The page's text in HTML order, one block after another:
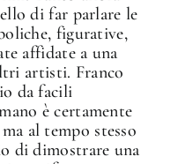
di far parlare le
figurative,
affidate a una
artisti. Franco
da facili
è certamente
al tempo stesso
di dimostrare una